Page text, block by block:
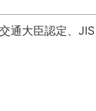
交通大臣認定